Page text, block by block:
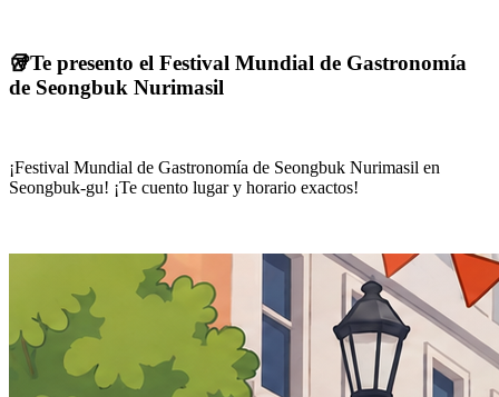
🥡Te presento el Festival Mundial de Gastronomía
de Seongbuk Nurimasil
¡Festival Mundial de Gastronomía de Seongbuk Nurimasil en
Seongbuk-gu! ¡Te cuento lugar y horario exactos!